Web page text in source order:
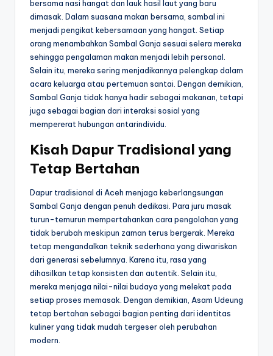
bersama nasi hangat dan lauk hasil laut yang baru
dimasak. Dalam suasana makan bersama, sambal ini
menjadi pengikat kebersamaan yang hangat. Setiap
orang menambahkan Sambal Ganja sesuai selera mereka
sehingga pengalaman makan menjadi lebih personal.
Selain itu, mereka sering menjadikannya pelengkap dalam
acara keluarga atau pertemuan santai. Dengan demikian,
Sambal Ganja tidak hanya hadir sebagai makanan, tetapi
juga sebagai bagian dari interaksi sosial yang
mempererat hubungan antarindividu.
Kisah Dapur Tradisional yang
Tetap Bertahan
Dapur tradisional di Aceh menjaga keberlangsungan
Sambal Ganja dengan penuh dedikasi. Para juru masak
turun-temurun mempertahankan cara pengolahan yang
tidak berubah meskipun zaman terus bergerak. Mereka
tetap mengandalkan teknik sederhana yang diwariskan
dari generasi sebelumnya. Karena itu, rasa yang
dihasilkan tetap konsisten dan autentik. Selain itu,
mereka menjaga nilai-nilai budaya yang melekat pada
setiap proses memasak. Dengan demikian, Asam Udeung
tetap bertahan sebagai bagian penting dari identitas
kuliner yang tidak mudah tergeser oleh perubahan
modern.